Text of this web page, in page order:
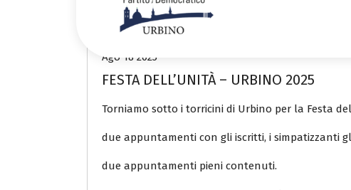
Città News
Ago 18 2025
FESTA DELL’UNITÀ – URBINO 2025
Torniamo sotto i torricini di Urbino per la Festa
due appuntamenti con gli iscritti, i simpatizzanti
due appuntamenti pieni contenuti.